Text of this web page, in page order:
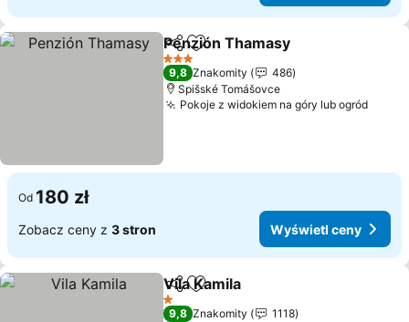
Udostępnij
Dodaj do ulubionych
Penzión Thamasy
3 Kategoria
9,8 Znakomity
486
Spišské Tomášovce
Pokoje z widokiem na góry lub ogród
Od 180 zł
Zobacz ceny z 3 stron Wyświetl ceny
Udostępnij
Dodaj do ulubionych
Vila Kamila
1 Kategoria
9,8 Znakomity
1118